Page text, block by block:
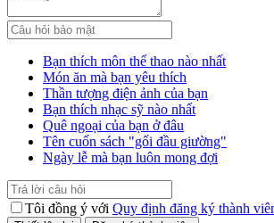
Bạn thích môn thể thao nào nhất
Món ăn mà bạn yêu thích
Thần tượng điện ảnh của bạn
Bạn thích nhạc sỹ nào nhất
Quê ngoại của bạn ở đâu
Tên cuốn sách "gối đầu giường"
Ngày lễ mà bạn luôn mong đợi
Tôi đồng ý với Quy định đăng ký thành